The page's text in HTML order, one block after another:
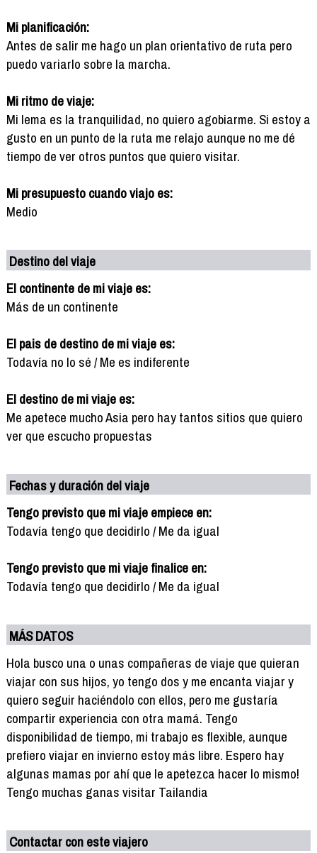
Mi planificación:
Antes de salir me hago un plan orientativo de ruta pero
puedo variarlo sobre la marcha.
Mi ritmo de viaje:
Mi lema es la tranquilidad, no quiero agobiarme. Si estoy a
gusto en un punto de la ruta me relajo aunque no me dé
tiempo de ver otros puntos que quiero visitar.
Mi presupuesto cuando viajo es:
Medio
Destino del viaje
El continente de mi viaje es:
Más de un continente
El pais de destino de mi viaje es:
Todavía no lo sé / Me es indiferente
El destino de mi viaje es:
Me apetece mucho Asia pero hay tantos sitios que quiero
ver que escucho propuestas
Fechas y duración del viaje
Tengo previsto que mi viaje empiece en:
Todavía tengo que decidirlo / Me da igual
Tengo previsto que mi viaje finalice en:
Todavía tengo que decidirlo / Me da igual
MÁS DATOS
Hola busco una o unas compañeras de viaje que quieran
viajar con sus hijos, yo tengo dos y me encanta viajar y
quiero seguir haciéndolo con ellos, pero me gustaría
compartir experiencia con otra mamá. Tengo
disponibilidad de tiempo, mi trabajo es flexible, aunque
prefiero viajar en invierno estoy más libre. Espero hay
algunas mamas por ahí que le apetezca hacer lo mismo!
Tengo muchas ganas visitar Tailandia
Contactar con este viajero